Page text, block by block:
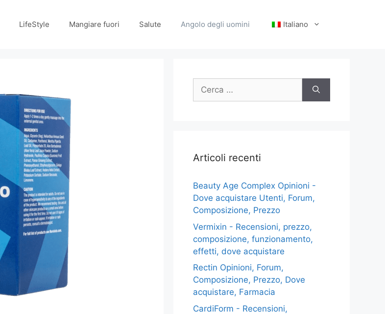
LifeStyle Mangiare fuori Salute Angolo degli uomini Italiano
Ricerca
Articoli recenti
Beauty Age Сomplex Opinioni -
Dove acquistare Utenti, Forum,
Composizione, Prezzo
Vermixin - Recensioni, prezzo,
composizione, funzionamento,
effetti, dove acquistare
Rectin Opinioni, Forum,
Composizione, Prezzo, Dove
acquistare, Farmacia
CardiForm - Recensioni,